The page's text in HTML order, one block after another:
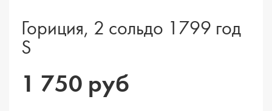
Гориция, 2 сольдо 1799 год
S
1 750 руб